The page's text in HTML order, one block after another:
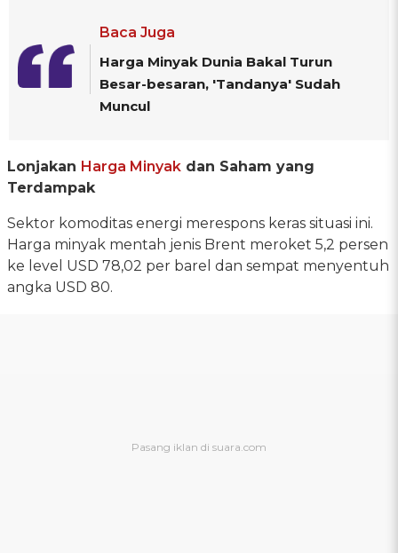
Baca Juga
Harga Minyak Dunia Bakal Turun
Besar-besaran, 'Tandanya' Sudah
Muncul
Lonjakan Harga Minyak dan Saham yang
Terdampak
Sektor komoditas energi merespons keras situasi ini.
Harga minyak mentah jenis Brent meroket 5,2 persen
ke level USD 78,02 per barel dan sempat menyentuh
angka USD 80.